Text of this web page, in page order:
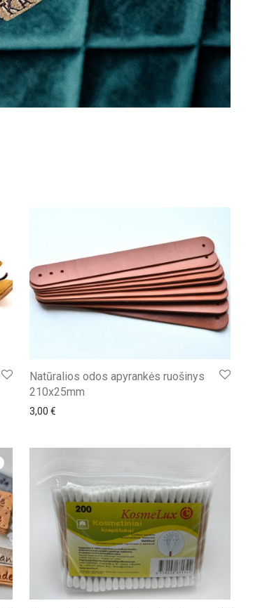
Natūralios odos apyrankės ruošinys
210x25mm
3,00 €